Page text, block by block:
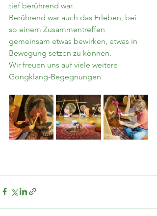
tief berührend war.
Berührend war auch das Erleben, bei
so einem Zusammentreffen
gemeinsam etwas bewirken, etwas in
Bewegung setzen zu können.
Wir freuen uns auf viele weitere
Gongklang-Begegnungen